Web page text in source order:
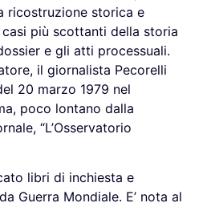
ricostruzione storica e
più scottanti della storia
e gli atti processuali.
il giornalista Pecorelli
20 marzo 1979 nel
poco lontano dalla
“L’Osservatorio
libri di inchiesta e
Guerra Mondiale. E’ nota al